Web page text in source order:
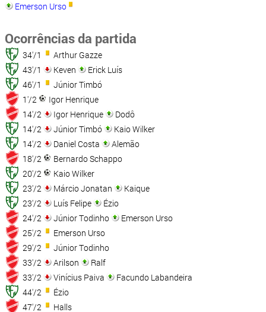
Emerson Urso
Ocorrências da partida
34'/1
Arthur Gazze
43'/1
Keven
Erick Luís
46'/1
Júnior Timbó
1'/2
Igor Henrique
14'/2
Igor Henrique
Dodô
14'/2
Júnior Timbó
Kaio Wilker
14'/2
Daniel Costa
Alemão
18'/2
Bernardo Schappo
20'/2
Kaio Wilker
23'/2
Márcio Jonatan
Kaique
23'/2
Luís Felipe
Ézio
24'/2
Júnior Todinho
Emerson Urso
25'/2
Emerson Urso
29'/2
Júnior Todinho
33'/2
Arilson
Ralf
33'/2
Vinícius Paiva
Facundo Labandeira
44'/2
Ézio
47'/2
Halls